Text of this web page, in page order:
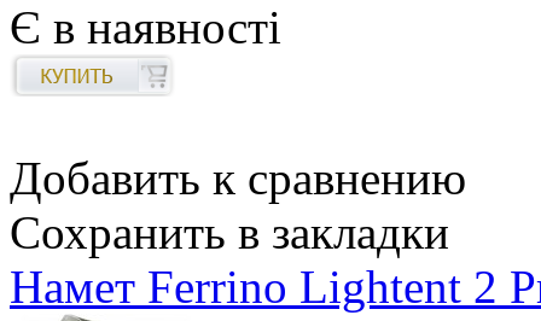
Є в наявності
Добавить к сравнению
Сохранить в закладки
Намет Ferrino Lightent 2